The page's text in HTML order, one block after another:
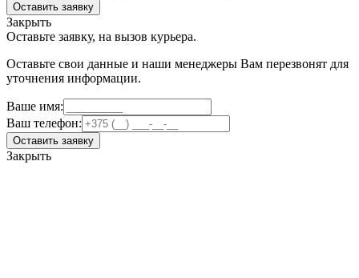
Оставить заявку
Закрыть
Оставьте заявку, на вызов курьера.
Оставьте свои данные и наши менеджеры Вам перезвонят для
уточнения информации.
Ваше имя:
Ваш телефон:
Оставить заявку
Закрыть